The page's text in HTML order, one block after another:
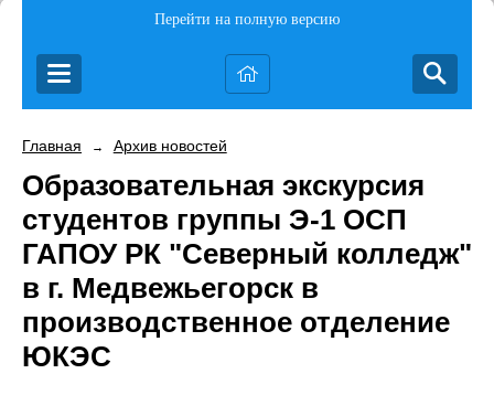
Перейти на полную версию
Главная → Архив новостей
Образовательная экскурсия
студентов группы Э-1 ОСП
ГАПОУ РК "Северный колледж"
в г. Медвежьегорск в
производственное отделение
ЮКЭС